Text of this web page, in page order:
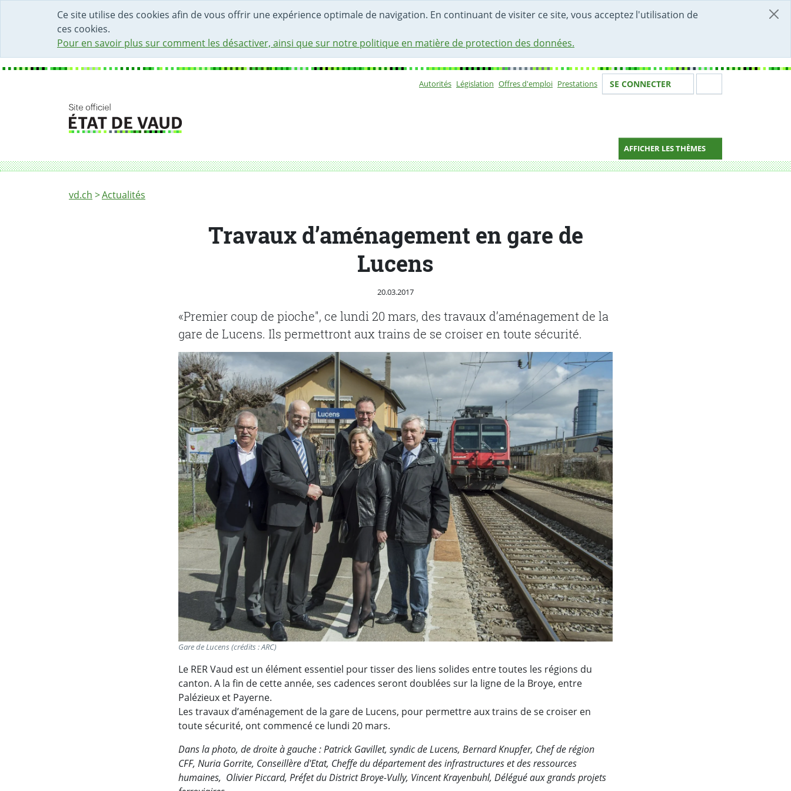
Ce site utilise des cookies afin de vous offrir une expérience optimale de navigation. En continuant de visiter ce site, vous acceptez l'utilisation de
ces cookies.
Pour en savoir plus sur comment les désactiver, ainsi que sur notre politique en matière de protection des données.
DÉBUT DU CONTENU DE LA PAGE
ACCÈS AU CHAMP DE RECHERCHE
PAGE D'ACCUEIL
FORMULAIRE DE CONTACT
Autorités Législation Offres d'emploi Prestations Votre identité
SE CONNECTER
AFFICHER LES THÈMES
Fil d'Ariane
vd.ch Actualités
Travaux d’aménagement en gare de Lucens
Travaux d’aménagement en gare de
Lucens
Publié le
20.03.2017
«Premier coup de pioche", ce lundi 20 mars, des travaux d’aménagement de la
gare de Lucens. Ils permettront aux trains de se croiser en toute sécurité.
Gare de Lucens (crédits : ARC)
Le RER Vaud est un élément essentiel pour tisser des liens solides entre toutes les régions du
canton. A la fin de cette année, ses cadences seront doublées sur la ligne de la Broye, entre
Palézieux et Payerne.
Les travaux d’aménagement de la gare de Lucens, pour permettre aux trains de se croiser en
toute sécurité, ont commencé ce lundi 20 mars.
Dans la photo, de droite à gauche : Patrick Gavillet, syndic de Lucens, Bernard Knupfer, Chef de région
CFF, Nuria Gorrite, Conseillère d'Etat, Cheffe du département des infrastructures et des ressources
humaines, Olivier Piccard, Préfet du District Broye-Vully, Vincent Krayenbuhl, Délégué aux grands projets